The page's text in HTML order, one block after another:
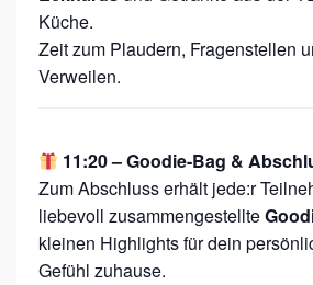
Küche.
Zeit zum Plaudern, Fragenstellen
Verweilen.
11:20 – Goodie-Bag &
Zum Abschluss erhält jede:r
liebevoll zusammengestellte
kleinen Highlights für dein
Gefühl zuhause.